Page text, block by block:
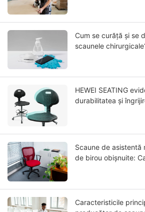
Cum se curăță și se
scaunele
HEWEI SEATING
durabilitatea și
Scaune de asistentă
de birou obișnuite:
Caracteristicile